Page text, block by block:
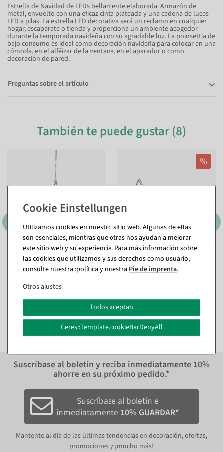
Estrella de Navidad de LEDs bellamente elaborada. Armazón de
metal, envuelto con una eficaz cinta plateada y una cadena de luces
LED a pilas. La estrella LED decorativa será un reclamo en cualquier
hogar, escaparate o tienda y proporciona un ambiente acogedor
durante la temporada navideña con su agradable luz. La poinsettia de
bajo consumo es ideal como decoración navideña para colocar en una
cómoda, en el alféizar de la ventana, en el aparador o como
decoración de pared.
Preguntas sobre el artículo
También te puede gustar (8)
Percha estrella de metal con
cordón
Disponible de inmediato
En diferentes versiones
4,87 EUR más IVA
%
Estrellas de metal juego de
3 piezas autoportante
Disponible de inmediato
41,59 €
29,45 EUR más IVA
Suscríbase al boletín y reciba inmediatamente 10%
ahorre en su próximo pedido.*
Suscríbase al boletín e
inmediatamente 10% GUARDAR*
Mantente al día de las últimas tendencias en decoración, ofertas,
promociones y ¡mucho más!
Utilizamos cookies en nuestro sitio web. Algunas de ellas
son esenciales, mientras que otras nos ayudan a mejorar
este sitio web y su experiencia. Para más información sobre
las cookies que utilizamos y sus derechos como usuario,
consulte nuestra :política y nuestra Pie de imprenta.
Otros ajustes
Todos aceptan
Ceres::Template.cookieBarDenyAll